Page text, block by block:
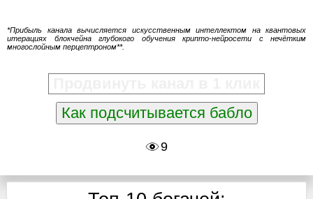
*Прибыль канала вычисляется искусственным интеллектом на квантовых
итерациях блокчейна глубокого обучения крипто-нейросети с нечётким
многослойным перцептроном**.
Как подсчитывается бабло
9